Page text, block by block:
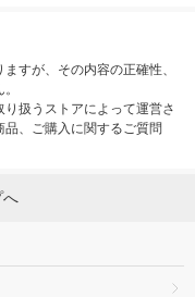
すが、その内容の正確性、
扱うストアによって運営さ
、ご購入に関するご質問
へ